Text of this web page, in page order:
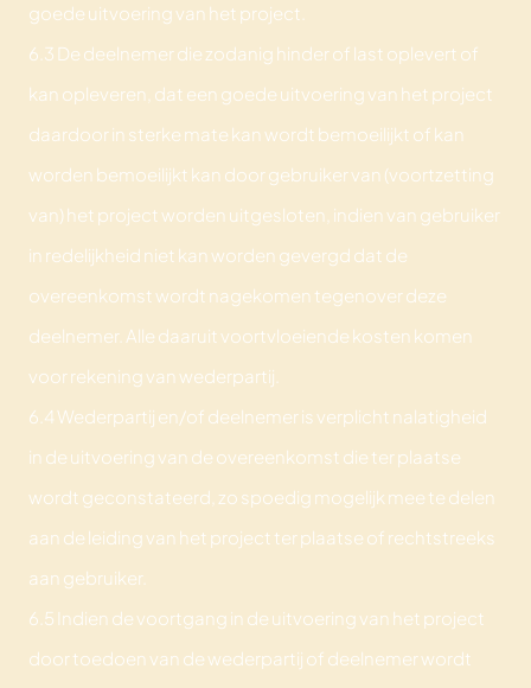
goede uitvoering van het project.
6.3 De deelnemer die zodanig hinder of last oplevert of
kan opleveren, dat een goede uitvoering van het project
daardoor in sterke mate kan wordt bemoeilijkt of kan
worden bemoeilijkt kan door gebruiker van (voortzetting
van) het project worden uitgesloten, indien van gebruiker
in redelijkheid niet kan worden gevergd dat de
overeenkomst wordt nagekomen tegenover deze
deelnemer. Alle daaruit voortvloeiende kosten komen
voor rekening van wederpartij.
6.4 Wederpartij en/of deelnemer is verplicht nalatigheid
in de uitvoering van de overeenkomst die ter plaatse
wordt geconstateerd, zo spoedig mogelijk mee te delen
aan de leiding van het project ter plaatse of rechtstreeks
aan gebruiker.
6.5 Indien de voortgang in de uitvoering van het project
door toedoen van de wederpartij of deelnemer wordt